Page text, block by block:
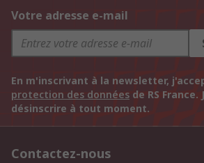
Votre adresse e-mail
En m'inscrivant à la newsletter,
protection des données de RS
désinscrire à tout moment.
Contactez-nous